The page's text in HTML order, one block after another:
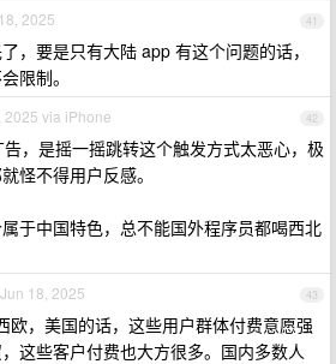
41
2025
，要是只有大陆 app 有这个问题的话，
限制。
42
2025 via iPhone
，是摇一摇跳转这个触发方式太恶心，极
怪不得用户反感。
于中国特色，总不能国外程序员都喝西北
43
Jun 18, 2025
欧，美国的话，这些用户群体付费意愿强
这些客户付费也大方很多。国内多数人